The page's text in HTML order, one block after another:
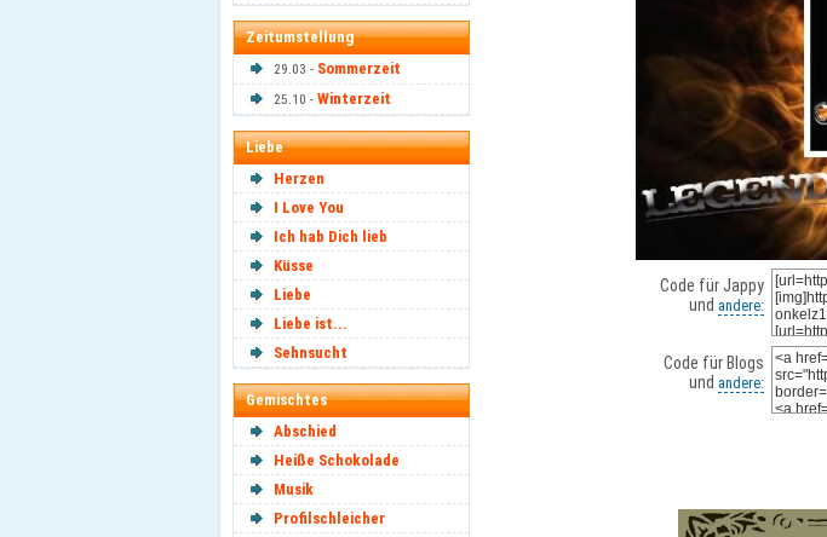
Zeitumstellung
29.03 - Sommerzeit
25.10 - Winterzeit
Liebe
Herzen
I Love You
Ich hab Dich lieb
Küsse
Liebe
Liebe ist...
Sehnsucht
Gemischtes
Abschied
Heiße Schokolade
Musik
Profilschleicher
Code für Jappy
und andere:
Code für Blogs
und andere: